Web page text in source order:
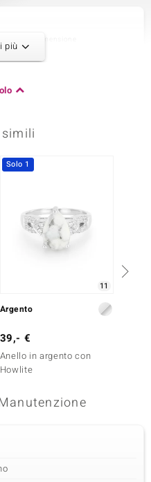
Quantità e dimensione
2 à 2,2 mm
Taglio Brillante Rotondo
Taglio Brillante Rotondo
più
Solo 1
11
Argento
39,- €
Anello in argento con
Howlite